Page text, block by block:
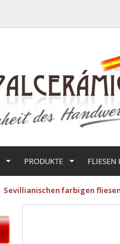
PRODUKTE FLIESEN
Sevillianischen farbigen